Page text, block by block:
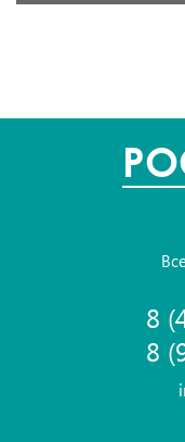
8
8